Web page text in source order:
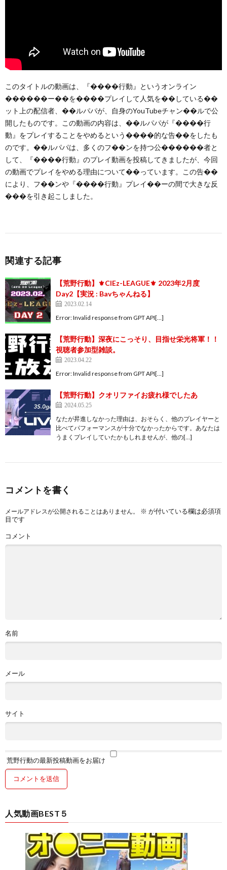
このタイトルの動画は、『����行動』というオンライン
������ー��を����プレイして人気を��している��
ット上の配信者、��ルパパが、自身のYouTubeチャン��ルで公
開したものです。この動画の内容は、��ルパパが『����行
動』をプレイすることをやめるという����的な告��をしたも
のです。��ルパパは、多くのフ��ンを持つ公������者と
して、『����行動』のプレイ動画を投稿してきましたが、今回
の動画でプレイをやめる理由について��っています。この告��
により、フ��ンや『����行動』プレイ��ーの間で大きな反
���を引き起こしました。
関連する記事
【荒野行動】⚜CIEz-LEAGUE⚜ 2023年2月度
Day2【実況 : Bavちゃんねる】
2023.02.14
Error: Invalid response from GPT API[…]
【荒野行動】深夜にこっそり、目指せ栄光将軍！！
視聴者参加型雑談。
2023.04.22
Error: Invalid response from GPT API[…]
【荒野行動】クオリファイお疲れ様でしたあ
2024.05.25
なたが昇進しなかった理由は、おそらく、他のプレイヤーと
比べてパフォーマンスが十分でなかったからです。あなたは
うまくプレイしていたかもしれませんが、他の[…]
コメントを書く
メールアドレスが公開されることはありません。 ※ が付いている欄は必須項
目です
コメント
名前
メール
サイト
荒野行動の最新投稿動画をお届け
人気動画BEST５